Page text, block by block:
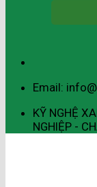
Email:
KỸ NGHỆ
NGHIỆP -